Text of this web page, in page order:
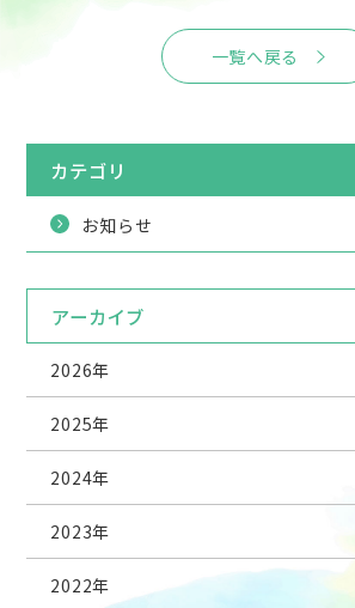
一覧へ戻る
カテゴリ
お知らせ
アーカイブ
2026年
2025年
2024年
2023年
2022年